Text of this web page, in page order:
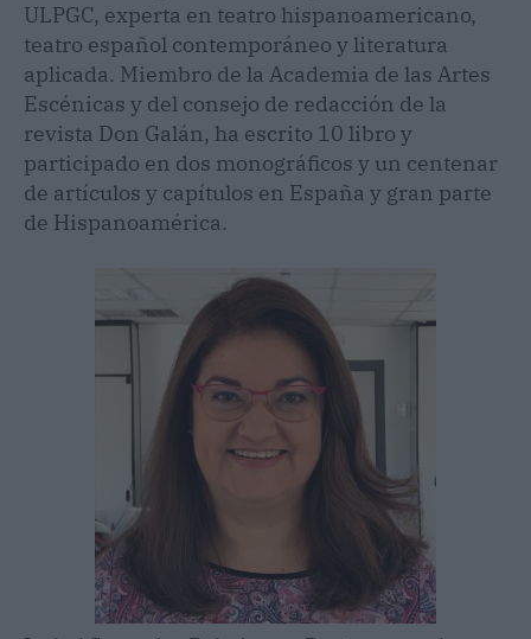
ULPGC, experta en teatro hispanoamericano,
teatro español contemporáneo y literatura
aplicada. Miembro de la Academia de las Artes
Escénicas y del consejo de redacción de la
revista Don Galán, ha escrito 10 libro y
participado en dos monográficos y un centenar
de artículos y capítulos en España y gran parte
de Hispanoamérica.